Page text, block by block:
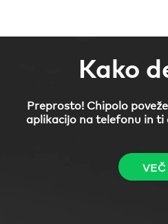
Kako
Preprosto! Chipolo
aplikacijo na telefonu in ti
VEČ